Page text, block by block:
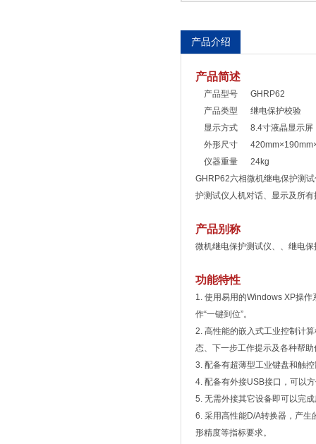
产品介绍
产品简述
产品型号 GHRP62
产品类型 继电保护校验
显示方式 8.4寸液晶显示屏
外形尺寸
仪器重量 24kg
GHRP62六相微机继电保护测
护测试仪人机对话、显示及所
产品别称
微机继电保护测试仪、、继电
功能特性
1. 使用易用的Windows XP操
作“一键到位”。
2. 高性能的嵌入式工业控制计
态、下一步工作提示及各种帮助
3. 配备有超薄型工业键盘和触
4. 配备有外接USB接口，可以
5. 无需外接其它设备即可以完
6. 采用高性能D/A转换器，产
形精度等指标要求。